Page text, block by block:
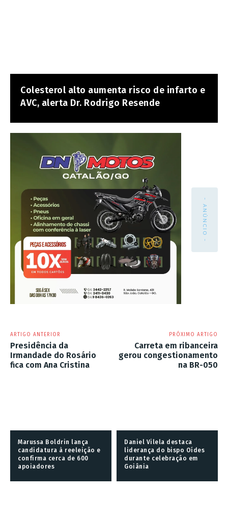
Colesterol alto aumenta risco de infarto e
AVC, alerta Dr. Rodrigo Resende
- ANÚNCIO -
ARTIGO ANTERIOR
Presidência da
Irmandade do Rosário
fica com Ana Cristina
PRÓXIMO ARTIGO
Carreta em ribanceira
gerou congestionamento
na BR-050
Marussa Boldrin lança
candidatura à reeleição e
confirma cerca de 600
apoiadores
Daniel Vilela destaca
liderança do bispo Oídes
durante celebração em
Goiânia